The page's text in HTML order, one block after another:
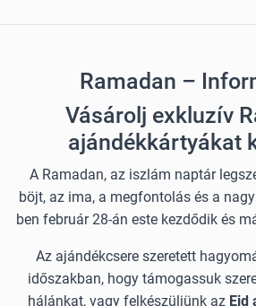
Ramadan –
Vásárolj exkluzív
ajándékkártyákat
A Ramadan, az iszlám naptár
böjt, az ima, a megfontolás és a
ben február 28-án este kezdődik és
Az ajándékcsere szeretett
időszakban, hogy támogassuk
hálánkat, vagy felkészüljünk az Eid